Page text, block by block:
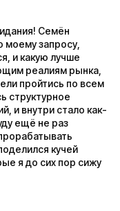
Семён
моему запросу,
и какую лучше
реалиям рынка,
пройтись по всем
структурное
и внутри стало как-
ещё не раз
кучей
я до сих пор сижу